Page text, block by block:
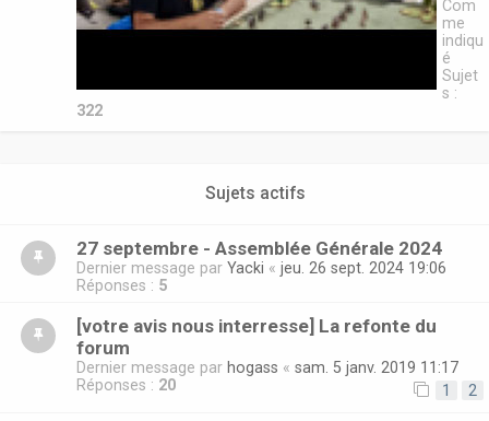
Com
me
indiqu
é
Sujet
s :
322
Sujets actifs
27 septembre - Assemblée Générale 2024
Dernier message par Yacki « jeu. 26 sept. 2024 19:06
Réponses : 5
[votre avis nous interresse] La refonte du
forum
Dernier message par hogass « sam. 5 janv. 2019 11:17
Réponses : 20 1 2